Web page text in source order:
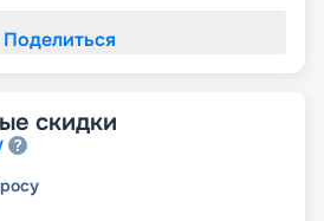
Поделиться
скидки